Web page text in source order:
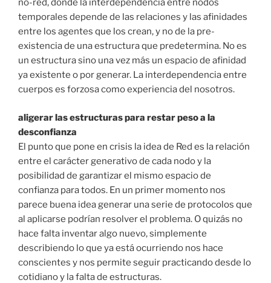
no-red, donde la interdependencia entre nodos
temporales depende de las relaciones y las afinidades
entre los agentes que los crean, y no de la pre-
existencia de una estructura que predetermina. No es
un estructura sino una vez más un espacio de afinidad
ya existente o por generar. La interdependencia entre
cuerpos es forzosa como experiencia del nosotros.
aligerar las estructuras para restar peso a la
desconfianza
El punto que pone en crisis la idea de Red es la relación
entre el carácter generativo de cada nodo y la
posibilidad de garantizar el mismo espacio de
confianza para todos. En un primer momento nos
parece buena idea generar una serie de protocolos que
al aplicarse podrían resolver el problema. O quizás no
hace falta inventar algo nuevo, simplemente
describiendo lo que ya está ocurriendo nos hace
conscientes y nos permite seguir practicando desde lo
cotidiano y la falta de estructuras.